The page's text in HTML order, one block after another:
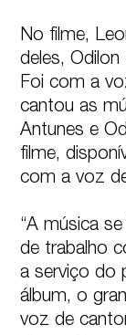
No filme,
deles,
Foi com a
cantou as
Antunes e
filme,
com a voz
“A música
de trabalho
a serviço do
álbum, o
voz de